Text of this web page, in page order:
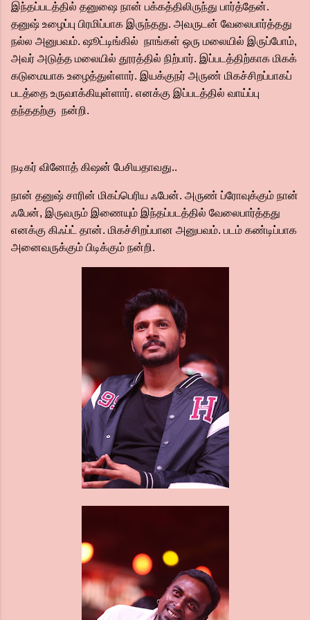
இந்தப்படத்தில் தனுஷை நான் பக்கத்திலிருந்து பார்த்தேன்.
தனுஷ் உழைப்பு பிரமிப்பாக இருந்தது. அவருடன் வேலைபார்த்தது
நல்ல அனுபவம். ஷூட்டிங்கில் நாங்கள் ஒரு மலையில் இருப்போம்,
அவர் அடுத்த மலையில் தூரத்தில் நிற்பார். இப்படத்திற்காக மிகக்
கடுமையாக உழைத்துள்ளார். இயக்குநர் அருண் மிகச்சிறப்பாகப்
படத்தை உருவாக்கியுள்ளார். எனக்கு இப்படத்தில் வாய்ப்பு
தந்ததற்கு நன்றி.
நடிகர் வினோத் கிஷன் பேசியதாவது..
நான் தனுஷ் சாரின் மிகப்பெரிய ஃபேன். அருண் ப்ரோவுக்கும் நான்
ஃபேன், இருவரும் இணையும் இந்தப்படத்தில் வேலைபார்த்தது
எனக்கு கிஃப்ட் தான். மிகச்சிறப்பான அனுபவம். படம் கண்டிப்பாக
அனைவருக்கும் பிடிக்கும் நன்றி.